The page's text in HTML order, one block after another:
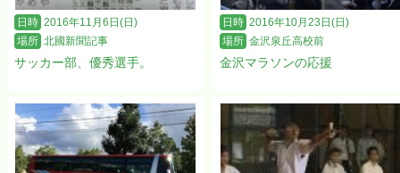
日時 2016年11月6日(日)
場所 北國新聞記事
サッカー部、優秀選手。
日時 2016年10月23日(日)
場所 金沢泉丘高校前
金沢マラソンの応援